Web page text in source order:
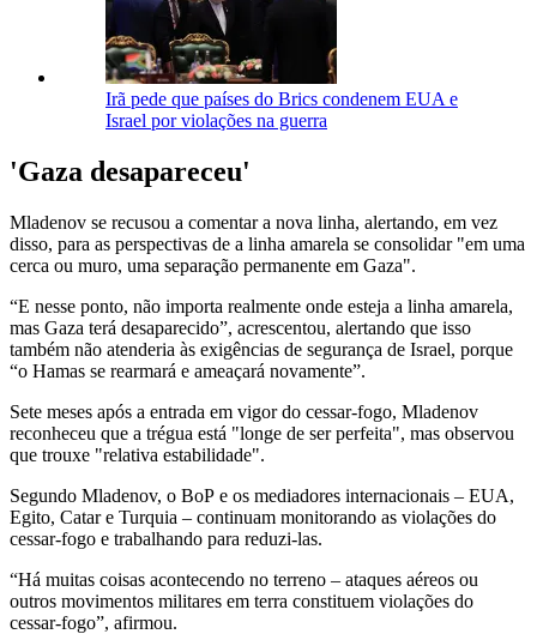
Irã pede que países do Brics condenem EUA e
Israel por violações na guerra
'Gaza desapareceu'
Mladenov se recusou a comentar a nova linha, alertando, em vez
disso, para as perspectivas de a linha amarela se consolidar "em uma
cerca ou muro, uma separação permanente em Gaza".
“E nesse ponto, não importa realmente onde esteja a linha amarela,
mas Gaza terá desaparecido”, acrescentou, alertando que isso
também não atenderia às exigências de segurança de Israel, porque
“o Hamas se rearmará e ameaçará novamente”.
Sete meses após a entrada em vigor do cessar-fogo, Mladenov
reconheceu que a trégua está "longe de ser perfeita", mas observou
que trouxe "relativa estabilidade".
Segundo Mladenov, o BoP e os mediadores internacionais – EUA,
Egito, Catar e Turquia – continuam monitorando as violações do
cessar-fogo e trabalhando para reduzi-las.
“Há muitas coisas acontecendo no terreno – ataques aéreos ou
outros movimentos militares em terra constituem violações do
cessar-fogo”, afirmou.